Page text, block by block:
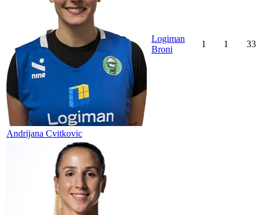
Andrijana Cvitkovic
Logiman
Broni
1 1 33